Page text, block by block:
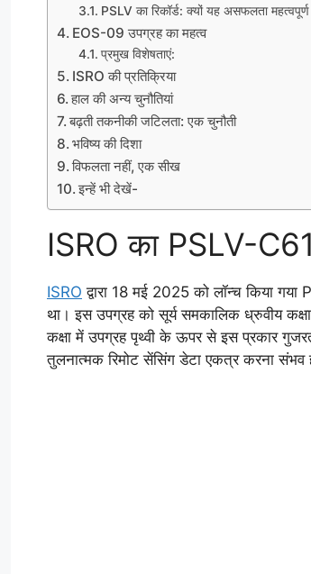
PSLV का रिकॉर्ड: क्यों यह असफलता
EOS-09 उपग्रह का महत्व
प्रमुख विशेषताएं:
ISRO की प्रतिक्रिया
हाल की अन्य चुनौतियां
बढ़ती तकनीकी जटिलता: एक चुनौती
भविष्य की दिशा
विफलता नहीं, एक सीख
इन्हें भी देखें-
ISRO का PSLV-
ISRO द्वारा 18 मई 2025 को लॉन्च किया
था। इस उपग्रह को सूर्य समकालिक ध्रुवीय
कक्षा में उपग्रह पृथ्वी के ऊपर से इस प्रकार
तुलनात्मक रिमोट सेंसिंग डेटा एकत्र करना संभव